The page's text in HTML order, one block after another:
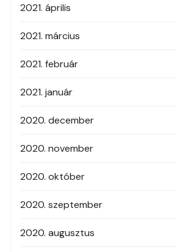
2021. április
2021. március
2021. február
2021. január
2020. december
2020. november
2020. október
2020. szeptember
2020. augusztus